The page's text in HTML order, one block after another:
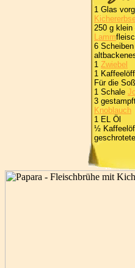
1 Glas
250 g klein
Lamm
6 Scheiben
1 Zwiebel
1
Für die
1 Schale
3
Knoblauch
1 EL Öl
½